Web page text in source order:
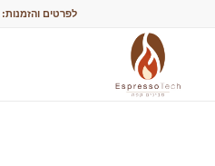
לפרטים והזמנות: